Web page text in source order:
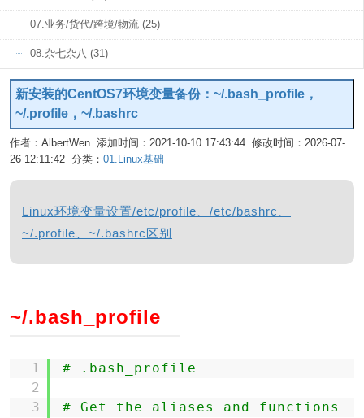
07.业务/货代/跨境/物流 (25)
08.杂七杂八 (31)
新安装的CentOS7环境变量备份：~/.bash_profile，
~/.profile，~/.bashrc
作者：AlbertWen 添加时间：2021-10-10 17:43:44 修改时间：2026-07-
26 12:11:42 分类： 01.Linux基础
Linux环境变量设置/etc/profile、/etc/bashrc、
~/.profile、~/.bashrc区别
~/.bash_profile
1
2
3
# .bash_profile
# Get the aliases and functions